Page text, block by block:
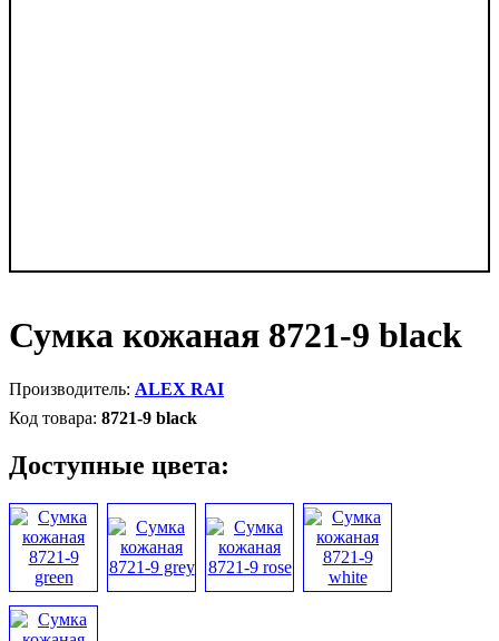
Сумка кожаная 8721-9 black
ALEX RAI
8721-9 black
Доступные цвета: